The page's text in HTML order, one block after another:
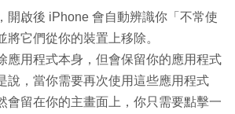
開啟後 iPhone 會自動辨識你「不常使
將它們從你的裝置上移除。
應用程式本身，但會保留你的應用程式
說，當你需要再次使用這些應用程式
會留在你的主畫面上，你只需要點擊一